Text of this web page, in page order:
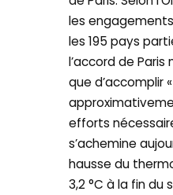
les
les 195 pays
l’accord de
que d’accomplir «
efforts
s’achemine
hausse du
3,2 °C à la fin du